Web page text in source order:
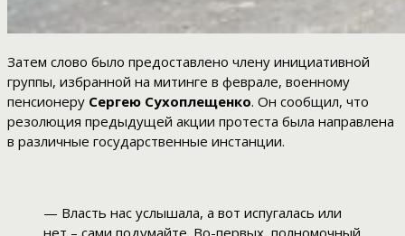
Затем слово было предоставлено члену инициативной
группы, избранной на митинге в феврале, военному
пенсионеру Сергею Сухоплещенко. Он сообщил, что
резолюция предыдущей акции протеста была направлена
в различные государственные инстанции.
— Власть нас услышала, а вот испугалась или